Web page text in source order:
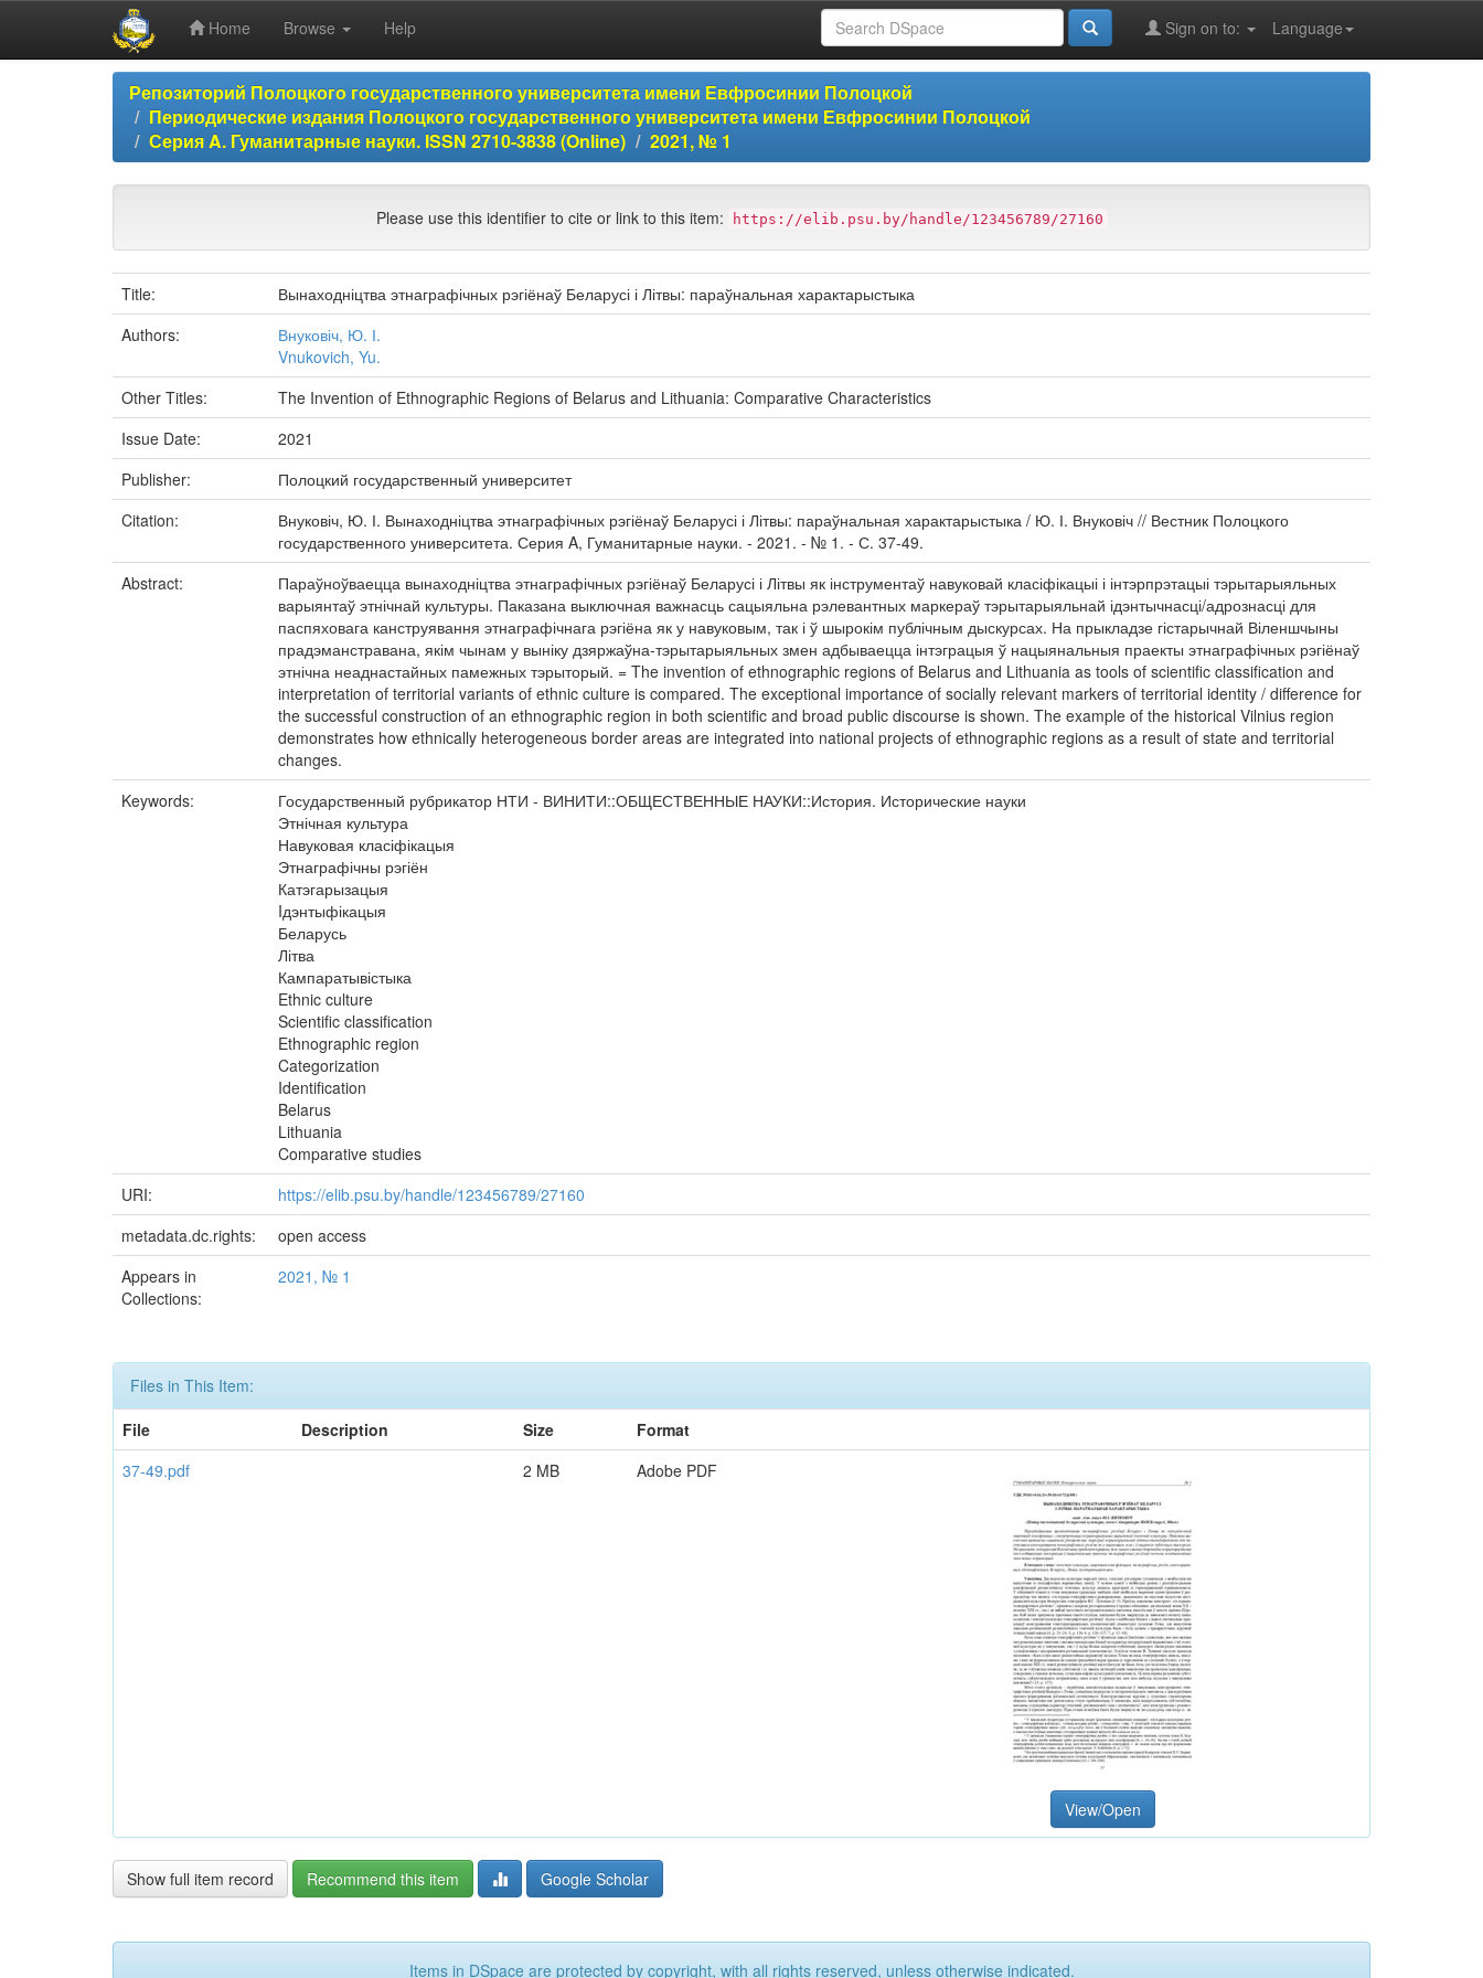
Home Browse Help Language
Sign on to:
Репозиторий Полоцкого государственного университета имени Евфросинии Полоцкой
Периодические издания Полоцкого государственного университета имени Евфросинии Полоцкой
Серия A. Гуманитарные науки. ISSN 2710-3838 (Online)
2021, № 1
Please use this identifier to cite or link to this item: https://elib.psu.by/handle/123456789/27160
Title:
Вынаходніцтва этнаграфічных рэгіёнаў Беларусі і Літвы: параўнальная характарыстыка
Authors:
Внуковіч, Ю. І.
Vnukovich, Yu.
Other Titles:
The Invention of Ethnographic Regions of Belarus and Lithuania: Comparative Characteristics
Issue Date:
2021
Publisher:
Полоцкий государственный университет
Citation:
Внуковіч, Ю. І. Вынаходніцтва этнаграфічных рэгіёнаў Беларусі і Літвы: параўнальная характарыстыка / Ю. І. Внуковіч // Вестник Полоцкого
государственного университета. Серия A, Гуманитарные науки. - 2021. - № 1. - С. 37-49.
Abstract:
Параўноўваецца вынаходніцтва этнаграфічных рэгіёнаў Беларусі і Літвы як інструментаў навуковай класіфікацыі і інтэрпрэтацыі тэрытарыяльных
варыянтаў этнічнай культуры. Паказана выключная важнасць сацыяльна рэлевантных маркераў тэрытарыяльнай ідэнтычнасці/адрознасці для
паспяховага канструявання этнаграфічнага рэгіёна як у навуковым, так і ў шырокім публічным дыскурсах. На прыкладзе гістарычнай Віленшчыны
прадэманстравана, якім чынам у выніку дзяржаўна-тэрытарыяльных змен адбываецца інтэграцыя ў нацыянальныя праекты этнаграфічных рэгіёнаў
этнічна неаднастайных памежных тэрыторый. = The invention of ethnographic regions of Belarus and Lithuania as tools of scientific classification and
interpretation of territorial variants of ethnic culture is compared. The exceptional importance of socially relevant markers of territorial identity / difference for
the successful construction of an ethnographic region in both scientific and broad public discourse is shown. The example of the historical Vilnius region
demonstrates how ethnically heterogeneous border areas are integrated into national projects of ethnographic regions as a result of state and territorial
changes.
Keywords:
Государственный рубрикатор НТИ - ВИНИТИ::ОБЩЕСТВЕННЫЕ НАУКИ::История. Исторические науки
Этнічная культура
Навуковая класіфікацыя
Этнаграфічны рэгіён
Катэгарызацыя
Iдэнтыфікацыя
Беларусь
Літва
Кампаратывістыка
Ethnic culture
Scientific classification
Ethnographic region
Categorization
Identification
Belarus
Lithuania
Comparative studies
URI:
https://elib.psu.by/handle/123456789/27160
metadata.dc.rights:
open access
Appears in
Collections:
2021, № 1
Files in This Item:
File
Description Size
Format
37-49.pdf
2 MB Adobe PDF
View/Open
Show full item record Recommend this item Google Scholar
Items in DSpace are protected by copyright, with all rights reserved, unless otherwise indicated.